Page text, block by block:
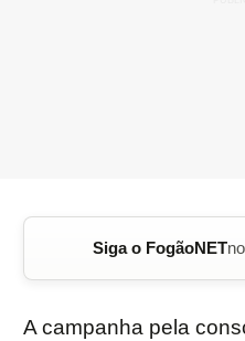
Siga o FogãoNET
A campanha pela